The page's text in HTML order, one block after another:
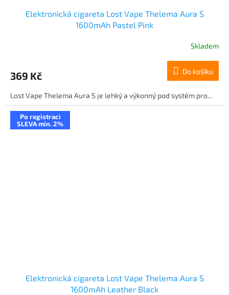
Elektronická cigareta Lost Vape Thelema Aura S
1600mAh Pastel Pink
Skladem
369 Kč Do košíku
Lost Vape Thelema Aura S je lehký a výkonný pod systém pro...
Po registraci
SLEVA min. 2%
Elektronická cigareta Lost Vape Thelema Aura S
1600mAh Leather Black